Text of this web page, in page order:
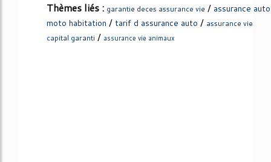
Thèmes liés : garantie deces assurance vie / assurance auto
moto habitation / tarif d assurance auto / assurance vie
capital garanti / assurance vie animaux